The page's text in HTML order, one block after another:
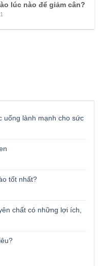
lúc nào để giảm cân?
uống lành mạnh cho sức
tốt nhất?
chất có những lợi ích,